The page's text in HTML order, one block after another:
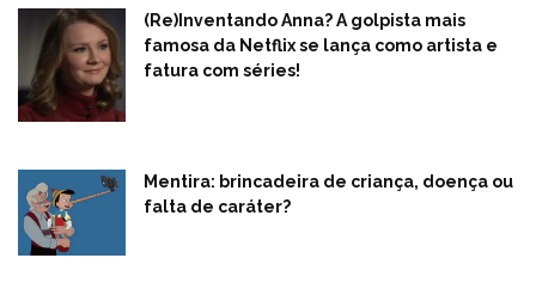
(Re)Inventando Anna? A golpista mais
famosa da Netflix se lança como artista e
fatura com séries!
Mentira: brincadeira de criança, doença ou
falta de caráter?